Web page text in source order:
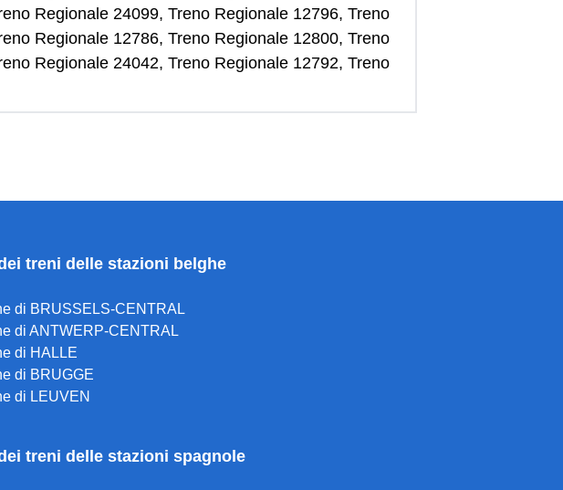
Regionale 24099, Treno Regionale 12796, Treno
Regionale 12786, Treno Regionale 12800, Treno
Regionale 24042, Treno Regionale 12792, Treno
treni delle stazioni belghe
di BRUSSELS-CENTRAL
di ANTWERP-CENTRAL
di HALLE
di BRUGGE
di LEUVEN
treni delle stazioni spagnole